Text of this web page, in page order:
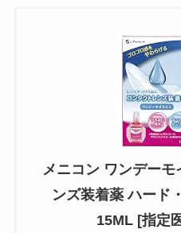
メニコン ワンデー
ンズ装着薬 ハード
15ML [指定